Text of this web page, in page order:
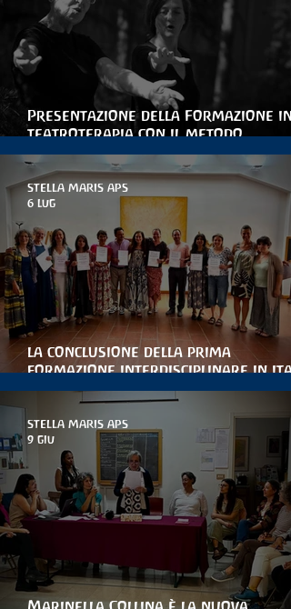
Presentazione della Formazione in
teatroterapia con il metodo
Arteterapia della parola
la conclusione della prima
formazione interdisciplinare in
per le artiterapie antroposofiche
STELLA MARIS APS
6 lug
STELLA MARIS APS
9 giu